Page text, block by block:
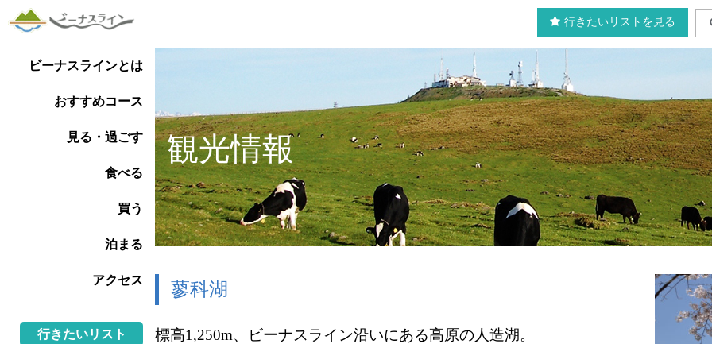
行きたいリストを見る
ビーナスラインとは
おすすめコース
見る・過ごす
食べる
買う
泊まる
アクセス
行きたいリスト
観光情報
蓼科湖
標高1,250m、ビーナスライン沿いにある高原の人造湖。